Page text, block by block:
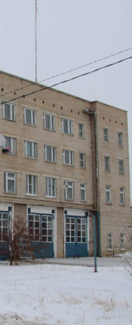
(в т. ч.
платеж
г/в, этажность 1, общ.
кирпич, балки ж/
рулонная (рубероид),
549700руб. 00коп. (в т.
33коп.
1, общ. пл.
перегородки ж/б
(в т. ч.
общ. пл. 24,4кв. м.,
ж/б плиты, кровля
в т. ч.